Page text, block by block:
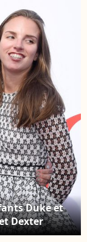
Munawar
Duke et
Dexter
Pictures